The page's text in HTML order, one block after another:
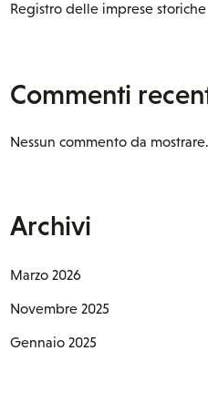
Registro delle imprese storiche
Commenti
Nessun commento da mostrare.
Archivi
Marzo 2026
Novembre 2025
Gennaio 2025